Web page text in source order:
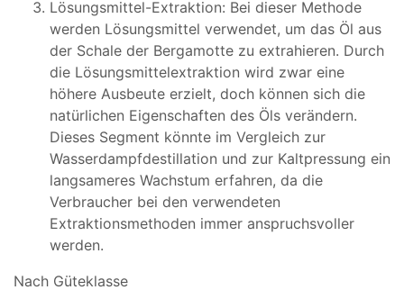
Lösungsmittel-Extraktion: Bei dieser Methode
werden Lösungsmittel verwendet, um das Öl aus
der Schale der Bergamotte zu extrahieren. Durch
die Lösungsmittelextraktion wird zwar eine
höhere Ausbeute erzielt, doch können sich die
natürlichen Eigenschaften des Öls verändern.
Dieses Segment könnte im Vergleich zur
Wasserdampfdestillation und zur Kaltpressung ein
langsameres Wachstum erfahren, da die
Verbraucher bei den verwendeten
Extraktionsmethoden immer anspruchsvoller
werden.
Nach Güteklasse